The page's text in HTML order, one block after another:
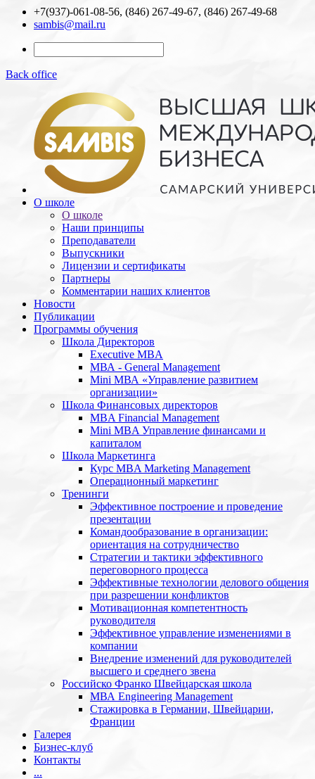
+7(937)-061-08-56, (846) 267-49-67, (846) 267-49-68
sambis@mail.ru
Back office
О школе
О школе
Наши принципы
Преподаватели
Выпускники
Лицензии и cертификаты
Партнеры
Комментарии наших клиентов
Новости
Публикации
Программы обучения
Школа Директоров
Executive MBA
МВА - General Management
Mini МВА «Управление развитием
организации»
Школа Финансовых директоров
MBA Financial Management
Mini MBA Управление финансами и
капиталом
Школа Маркетинга
Курс MBA Marketing Management
Операционный маркетинг
Тренинги
Эффективное построение и проведение
презентации
Командообразование в организации:
ориентация на сотрудничество
Стратегии и тактики эффективного
переговорного процесса
Эффективные технологии делового общения
при разрешении конфликтов
Мотивационная компетентность
руководителя
Эффективное управление изменениями в
компании
Внедрение изменений для руководителей
высшего и среднего звена
Российско Франко Швейцарская школа
МВА Engineering Management
Стажировка в Германии, Швейцарии,
Франции
Галерея
Бизнес-клуб
Контакты
...